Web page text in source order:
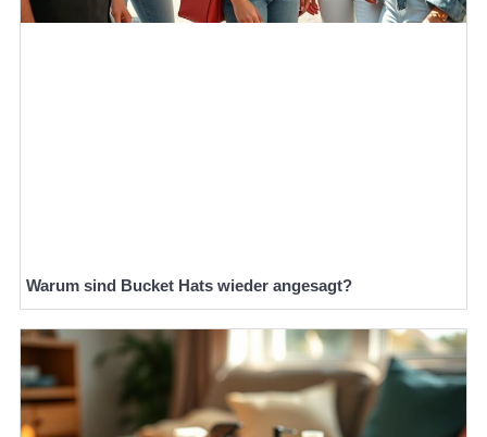
Warum sind Bucket Hats wieder angesagt?